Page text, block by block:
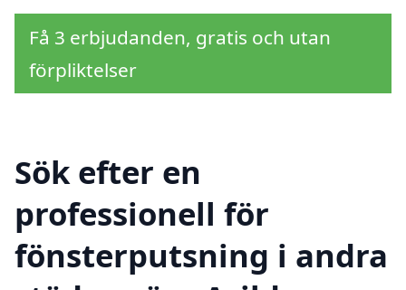
Få 3 erbjudanden, gratis och utan
förpliktelser
Sök efter en
professionell för
fönsterputsning i andra